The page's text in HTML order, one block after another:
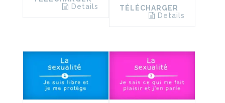
Details
TÉLÉCHARGER
Details